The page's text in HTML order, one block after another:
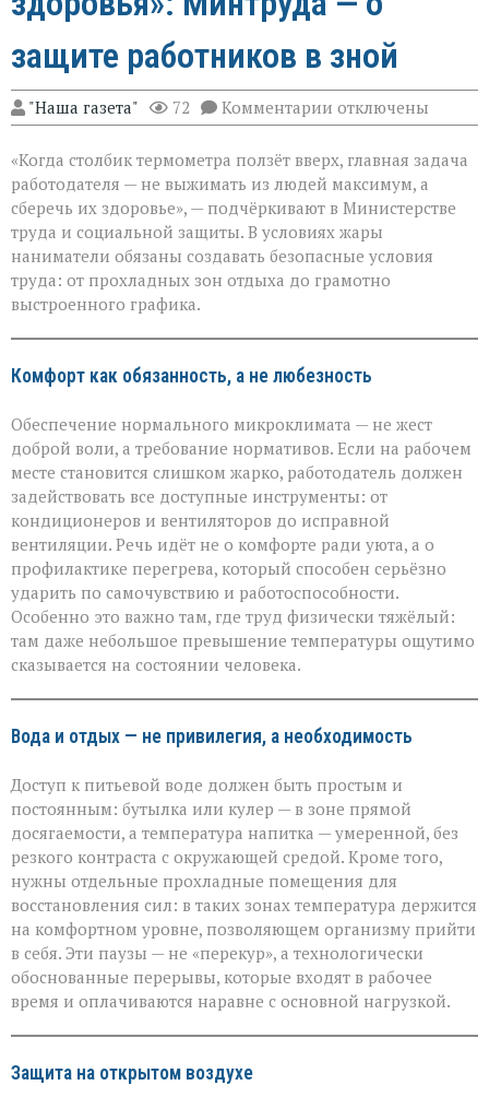
защите работников в зной
"Наша газета" 72 Комментарии к
записи
не
должна
стоить
здоровья»:
Минтруда — о
защите
работников
в
отключены
«Когда столбик термометра ползёт вверх, главная задача
работодателя — не выжимать из людей максимум, а
сберечь их здоровье», — подчёркивают в Министерстве
труда и социальной защиты. В условиях жары
наниматели обязаны создавать безопасные условия
труда: от прохладных зон отдыха до грамотно
выстроенного графика.
Комфорт как обязанность, а не любезность
Обеспечение нормального микроклимата — не жест
доброй воли, а требование нормативов. Если на рабочем
месте становится слишком жарко, работодатель должен
задействовать все доступные инструменты: от
кондиционеров и вентиляторов до исправной
вентиляции. Речь идёт не о комфорте ради уюта, а о
профилактике перегрева, который способен серьёзно
ударить по самочувствию и работоспособности.
Особенно это важно там, где труд физически тяжёлый:
там даже небольшое превышение температуры ощутимо
сказывается на состоянии человека.
Вода и отдых — не привилегия, а необходимость
Доступ к питьевой воде должен быть простым и
постоянным: бутылка или кулер — в зоне прямой
досягаемости, а температура напитка — умеренной, без
резкого контраста с окружающей средой. Кроме того,
нужны отдельные прохладные помещения для
восстановления сил: в таких зонах температура держится
на комфортном уровне, позволяющем организму прийти
в себя. Эти паузы — не «перекур», а технологически
обоснованные перерывы, которые входят в рабочее
время и оплачиваются наравне с основной нагрузкой.
Защита на открытом воздухе